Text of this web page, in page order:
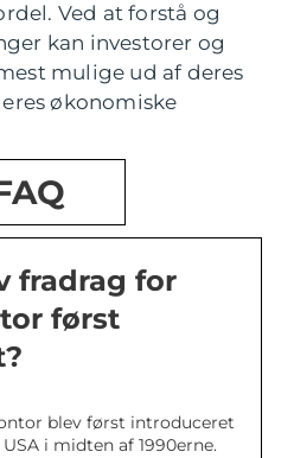
Ved at forstå og
kan investorer og
mulige ud af deres
økonomiske
fradrag for
først
blev først introduceret
i midten af 1990erne.